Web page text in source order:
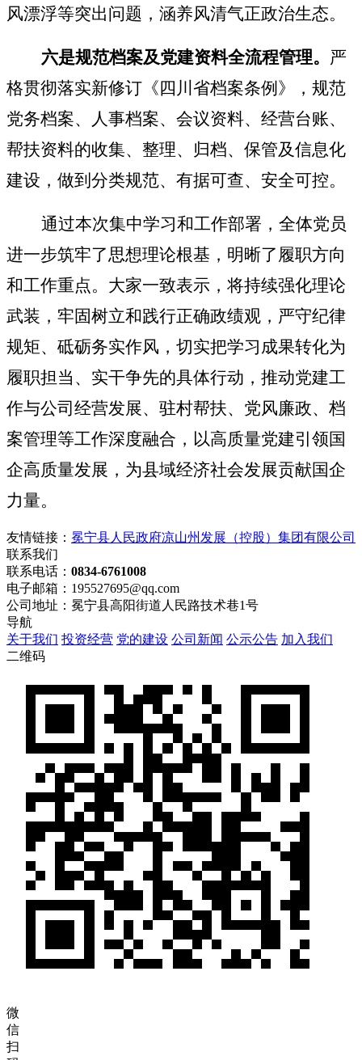
风漂浮等突出问题，涵养风清气正政治生态。
六是规范档案及党建资料全流程管理。 严
格贯彻落实新修订《四川省档案条例》，规范
党务档案、人事档案、会议资料、经营台账、
帮扶资料的收集、整理、归档、保管及信息化
建设，做到分类规范、有据可查、安全可控。
通过本次集中学习和工作部署，全体党员
进一步筑牢了思想理论根基，明晰了履职方向
和工作重点。大家一致表示，将持续强化理论
武装，牢固树立和践行正确政绩观，严守纪律
规矩、砥砺务实作风，切实把学习成果转化为
履职担当、实干争先的具体行动，推动党建工
作与公司经营发展、驻村帮扶、党风廉政、档
案管理等工作深度融合，以高质量党建引领国
企高质量发展，为县域经济社会发展贡献国企
力量。
友情链接： 冕宁县人民政府凉山州发展（控股）集团有限公司
联系我们
联系电话： 0834-6761008
电子邮箱：195527695@qq.com
公司地址：冕宁县高阳街道人民路技术巷1号
导航
关于我们 投资经营 党的建设 公司新闻 公示公告 加入我们
二维码
微
信
扫